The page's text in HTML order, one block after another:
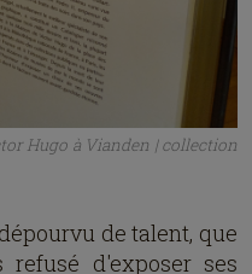
a réalisé des croquis
Dame de Paris
et des
appréciait beaucoup.
date est inconnue,
qu'en a prises
Arthur Muller. Ici,
Pierre Gringoire,